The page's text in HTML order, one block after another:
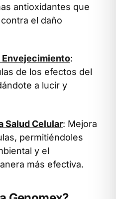
antioxidantes que
el daño
Envejecimiento:
de los efectos del
a lucir y
Salud Celular: Mejora
permitiéndoles
y el
más efectiva.